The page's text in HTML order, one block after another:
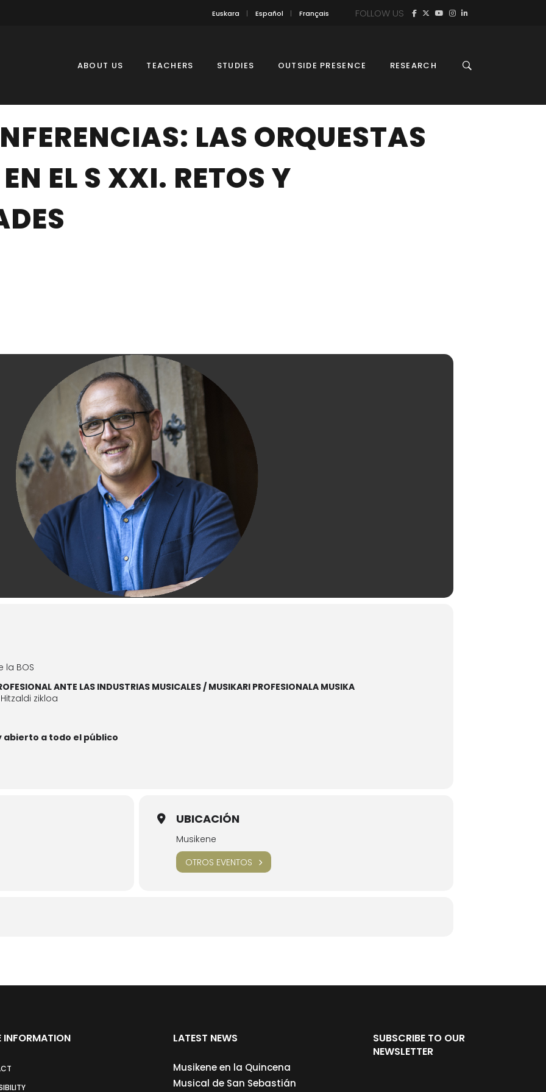
Euskara Español Français FOLLOW US
ABOUT US TEACHERS STUDIES OUTSIDE PRESENCE RESEARCH
LAS ORQUESTAS
EL S XXI. RETOS Y
la BOS
ANTE LAS INDUSTRIAS MUSICALES / MUSIKARI PROFESIONALA MUSIKA
zikloa
a todo el público
UBICACIÓN
Musikene
OTROS EVENTOS
INFORMATION LATEST NEWS
Musikene en la Quincena
Musical de San Sebastián
SUBSCRIBE TO OUR
NEWSLETTER